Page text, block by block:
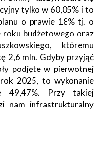
tylko w 60,05% i to
o prawie 18% tj. o
roku budżetowego oraz
któremu
2,6 mln. Gdyby przyjąć
podjęte w pierwotnej
2025, to wykonanie
49,47%. Przy takiej
nam infrastrukturalny